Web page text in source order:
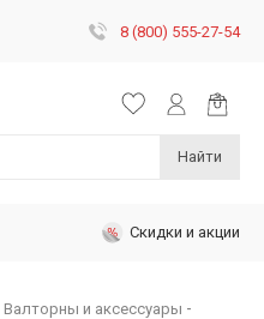
8 (800) 555-27-54
Найти
Скидки и акции
Валторны и аксессуары